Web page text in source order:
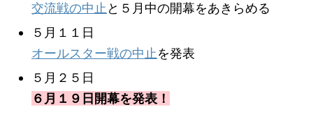
交流戦の中止と５月中の開幕をあきらめる
５月１１日
オールスター戦の中止を発表
５月２５日
６月１９日開幕を発表！